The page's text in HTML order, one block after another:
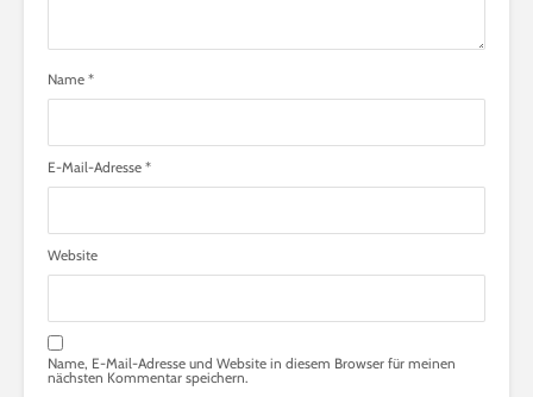
Name *
E-Mail-Adresse *
Website
Name, E-Mail-Adresse und Website in diesem Browser für meinen
nächsten Kommentar speichern.